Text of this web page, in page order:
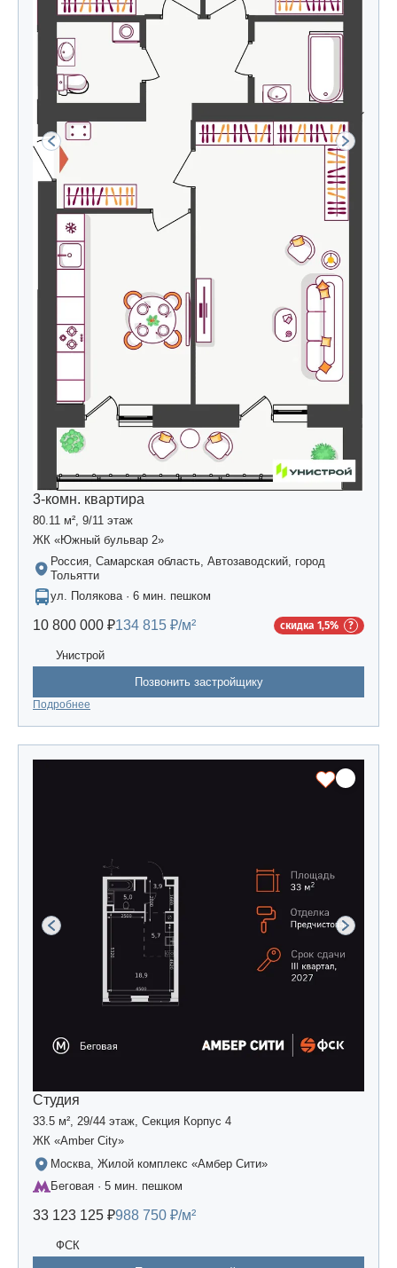
3-комн. квартира
80.11 м², 9/11 этаж
ЖК «Южный бульвар 2»
Россия, Самарская область, Автозаводский, город
Тольятти
ул. Полякова · 6 мин. пешком
10 800 000 ₽134 815 ₽/м² скидка 1,5%
Унистрой
Позвонить застройщику
Подробнее
Студия
33.5 м², 29/44 этаж, Секция Корпус 4
ЖК «Amber Сity»
Москва, Жилой комплекс «Амбер Сити»
Беговая · 5 мин. пешком
33 123 125 ₽988 750 ₽/м²
ФСК